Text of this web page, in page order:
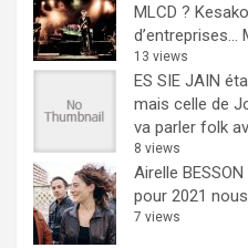
MLCD ?
d’entreprises…
13 views
ES SIE JAIN
mais celle de
va parler folk
8 views
Airelle
pour 2021
7 views